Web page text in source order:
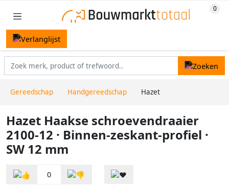
Gereedschap Handgereedschap Hazet
Hazet Haakse schroevendraaier
2100-12 · Binnen-zeskant-profiel ·
SW 12 mm
0